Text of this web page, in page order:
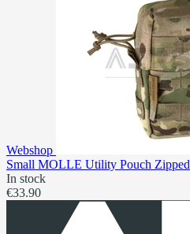
Webshop
Small MOLLE Utility Pouch Zipped
In stock
€33.90